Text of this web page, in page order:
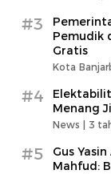
#3
Pemudik
Gratis
Kota
#4
Menang
News | 3
#5
Gus
Mahfud: